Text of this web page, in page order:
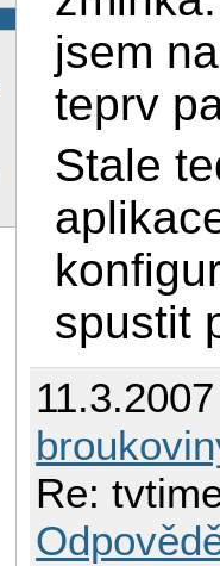
jsem
teprv
Stale
spustit
Re: